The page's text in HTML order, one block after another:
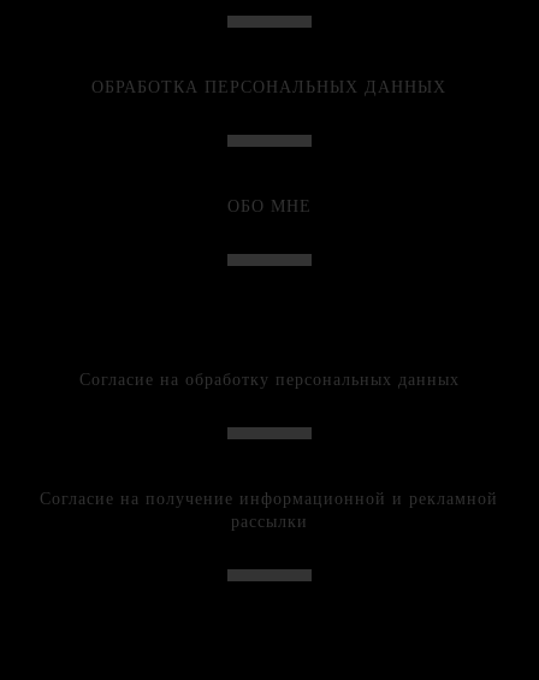
ОБРАБОТКА ПЕРСОНАЛЬНЫХ ДАННЫХ
ОБО МНЕ
Согласие на обработку персональных данных
Согласие на получение информационной и рекламной
рассылки